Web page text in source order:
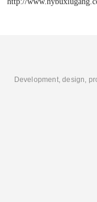
Development, design,